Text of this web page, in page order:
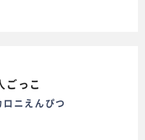
ごっこ
ロニえんぴつ